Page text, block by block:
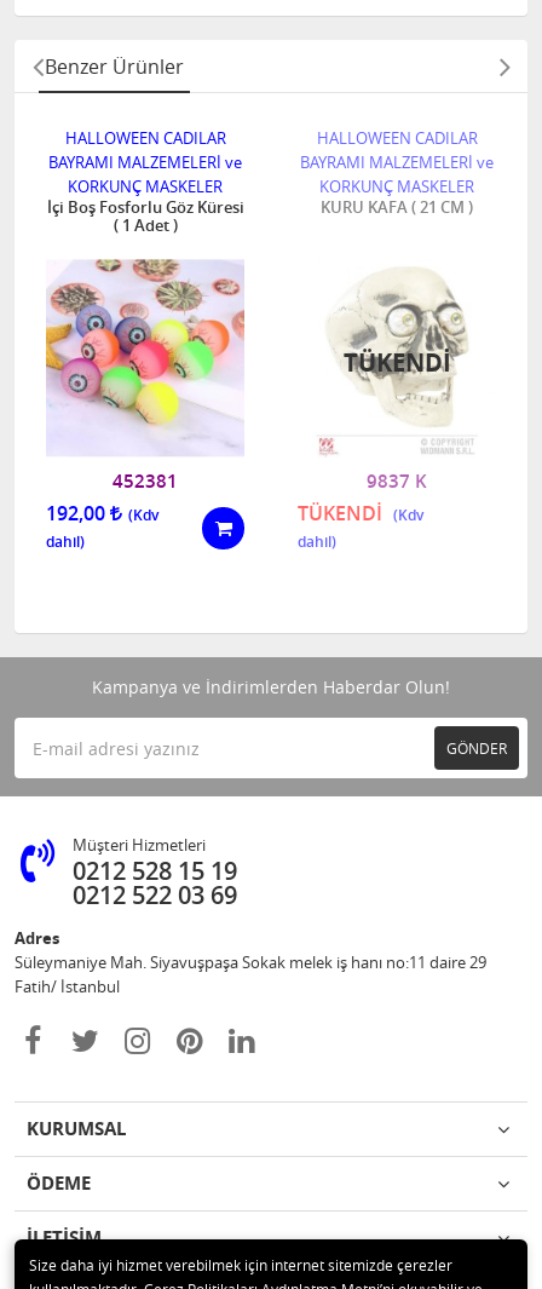
Benzer Ürünler
HALLOWEEN CADILAR
BAYRAMI MALZEMELERİ ve
KORKUNÇ MASKELER
İçi Boş Fosforlu Göz Küresi
( 1 Adet )
452381
192,00
HALLOWEEN CADILAR
BAYRAMI MALZEMELERİ ve
KORKUNÇ MASKELER
KURU KAFA ( 21 CM )
9837 K
TÜKENDİ
TÜKENDI
Kampanya ve İndirimlerden Haberdar Olun!
GÖNDER
Müşteri Hizmetleri
0212 528 15 19
0212 522 03 69
Adres
Süleymaniye Mah. Siyavuşpaşa Sokak melek iş hanı no:11 daire 29
Fatih/ İstanbul
KURUMSAL
ÖDEME
İLETİŞİM
Size daha iyi hizmet verebilmek için internet sitemizde çerezler